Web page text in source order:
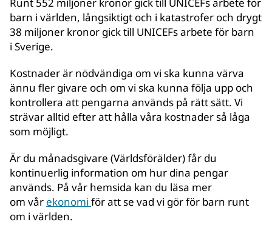
barn i världen, långsiktigt och i katastrofer och drygt
38 miljoner kronor gick till UNICEFs arbete för barn
i Sverige.
Kostnader är nödvändiga om vi ska kunna värva
ännu fler givare och om vi ska kunna följa upp och
kontrollera att pengarna används på rätt sätt. Vi
strävar alltid efter att hålla våra kostnader så låga
som möjligt.
Är du månadsgivare (Världsförälder) får du
kontinuerlig information om hur dina pengar
används. På vår hemsida kan du läsa mer
om vår ekonomi för att se vad vi gör för barn runt
om i världen.